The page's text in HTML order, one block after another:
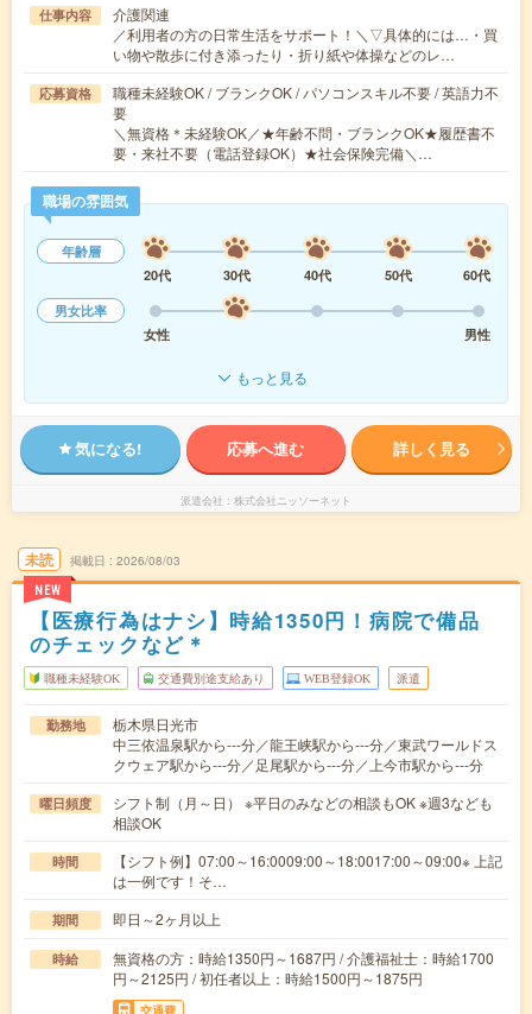
仕事内容
介護関連
／利用者の方の日常生活をサポート！＼▽具体的には…・買
い物や散歩に付き添ったり・折り紙や体操などのレ…
応募資格
職種未経験OK / ブランクOK / パソコンスキル不要 / 英語力不
要
＼無資格＊未経験OK／★年齢不問・ブランクOK★履歴書不
要・来社不要（電話登録OK）★社会保険完備＼…
職場の雰囲気
年齢層
20代
30代 40代 50代
60代
男女比率
女性
男性
もっと見る
気になる! 応募へ進む 詳しく見る
派遣会社 株式会社ニッソーネット
未読
NEW
掲載日 2026/08/03
【医療行為はナシ】時給1350円！病院で備品
のチェックなど＊
職種未経験OK 交通費別途支給あり WEB登録OK 派遣
勤務地
栃木県日光市
中三依温泉駅から---分／龍王峡駅から---分／東武ワールドス
クウェア駅から---分／足尾駅から---分／上今市駅から---分
曜日頻度
シフト制（月～日） ※平日のみなどの相談もOK ※週3なども
相談OK
時間
【シフト例】07:00～16:0009:00～18:0017:00～09:00※ 上記
は一例です！そ…
期間 即日～2ヶ月以上
時給
無資格の方：時給1350円～1687円 / 介護福祉士：時給1700
円～2125円 / 初任者以上：時給1500円～1875円
交通費